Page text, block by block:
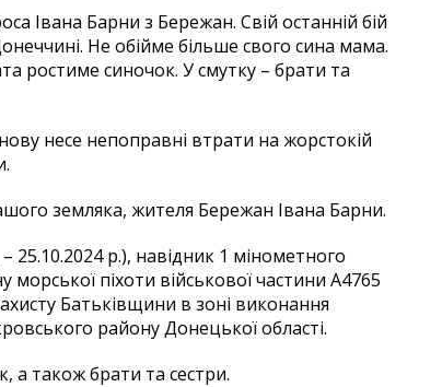
Івана Барни з Бережан. Свій останній бій
Не обійме більше свого сина мама.
ростиме синочок. У смутку – брати та
несе непоправні втрати на жорстокій
земляка, жителя Бережан Івана Барни.
р.), навідник 1 мінометного
морської піхоти військової частини А4765
Батьківщини в зоні виконання
району Донецької області.
а також брати та сестри.